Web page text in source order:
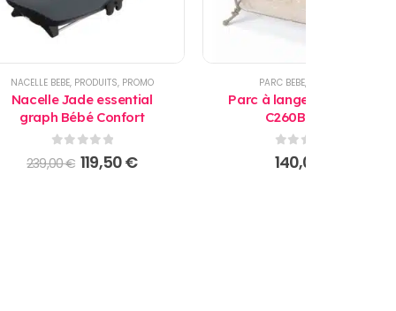
NACELLE BEBE, PRODUITS, PROMO
Nacelle Jade essential
graph Bébé Confort
sur 5
239,00€ Le
prix
119,50€Le
PARC BEBE,
Parc à langer Lusso B111
C260B - Cam
0 sur 5
140,00